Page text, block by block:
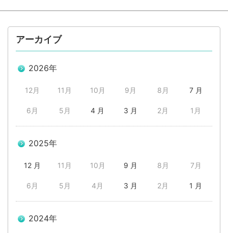
アーカイブ
2026年
12月 11月 10月 9月 8月 7 月
6月 5月 4 月 3 月 2月 1月
2025年
12 月 11月 10月 9 月 8月 7月
6月 5月 4月 3 月 2月 1 月
2024年